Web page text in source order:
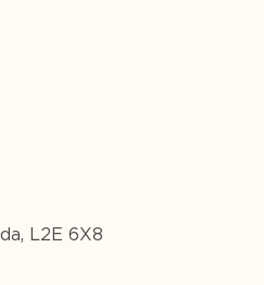
L2E 6X8